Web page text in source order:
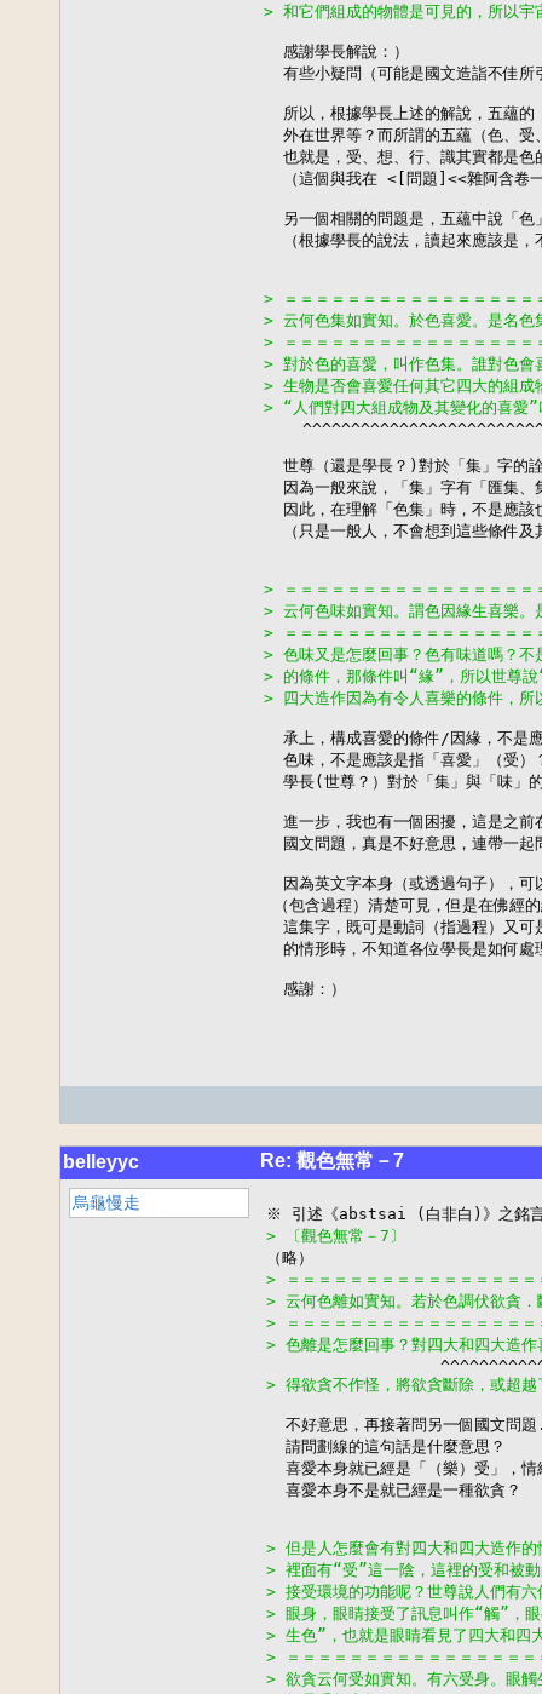
> 和它們組成的物體是可見的，所以宇
  感謝學長解說：）
有些小疑問（可能是國文造詣不佳所
所以，根據學長上述的解說，五蘊的
外在世界等？而所謂的五蘊（色、
也就是，受、想、行、識其實都是色
（這個與我在 <[問題]<<雜阿含
另一個相關的問題是，五蘊中說「色
（根據學長的說法，讀起來應該是
> ＝＝＝＝＝＝＝＝＝＝＝＝＝＝＝＝
> 云何色集如實知。於色喜愛。是名色
> ＝＝＝＝＝＝＝＝＝＝＝＝＝＝＝＝
> 對於色的喜愛，叫作色集。誰對色會
> 生物是否會喜愛任何其它四大的組成
> “人們對四大組成物及其變化的喜愛
世尊（還是學長？)對於「集」字的
因為一般來說，「集」字有「匯集、
因此，在理解「色集」時，不是應
（只是一般人，不會想到這些條件
> ＝＝＝＝＝＝＝＝＝＝＝＝＝＝＝＝
> 云何色味如實知。謂色因緣生喜樂。
> ＝＝＝＝＝＝＝＝＝＝＝＝＝＝＝＝
> 色味又是怎麼回事？色有味道嗎？
> 的條件，那條件叫“緣”，所以世尊
> 四大造作因為有令人喜樂的條件，所
承上，構成喜愛的條件/因緣，不是
色味，不是應該是指「喜愛」（受）
學長(世尊？）對於「集」與「味」
進一步，我也有一個困擾，這是之前
國文問題，真是不好意思，連帶一起
因為英文字本身（或透過句子），可
（包含過程）清楚可見，但是在佛經
這集字，既可是動詞（指過程）又可
的情形時，不知道各位學長是如何處
  感謝：）
belleyyc Re: 觀色無常－7
烏龜慢走
> 〔觀色無常－7〕
> ＝＝＝＝＝＝＝＝＝＝＝＝＝＝＝
> 云何色離如實知。若於色調伏欲貪
> ＝＝＝＝＝＝＝＝＝＝＝＝＝＝＝
> 色離是怎麼回事？對四大和四大造
> 得欲貪不作怪，將欲貪斷除，或超
不好意思，再接著問另一個國文問
  請問劃線的這句話是什麼意思？
喜愛本身就已經是「（樂）受」，
  喜愛本身不是就已經是一種欲貪？
> 但是人怎麼會有對四大和四大造作
> 裡面有“受”這一陰，這裡的受和被
> 接受環境的功能呢？世尊說人們有
> 眼身，眼睛接受了訊息叫作“觸”，
> 生色”，也就是眼睛看見了四大和四
> ＝＝＝＝＝＝＝＝＝＝＝＝＝＝＝
> 欲貪云何受如實知。有六受身。眼